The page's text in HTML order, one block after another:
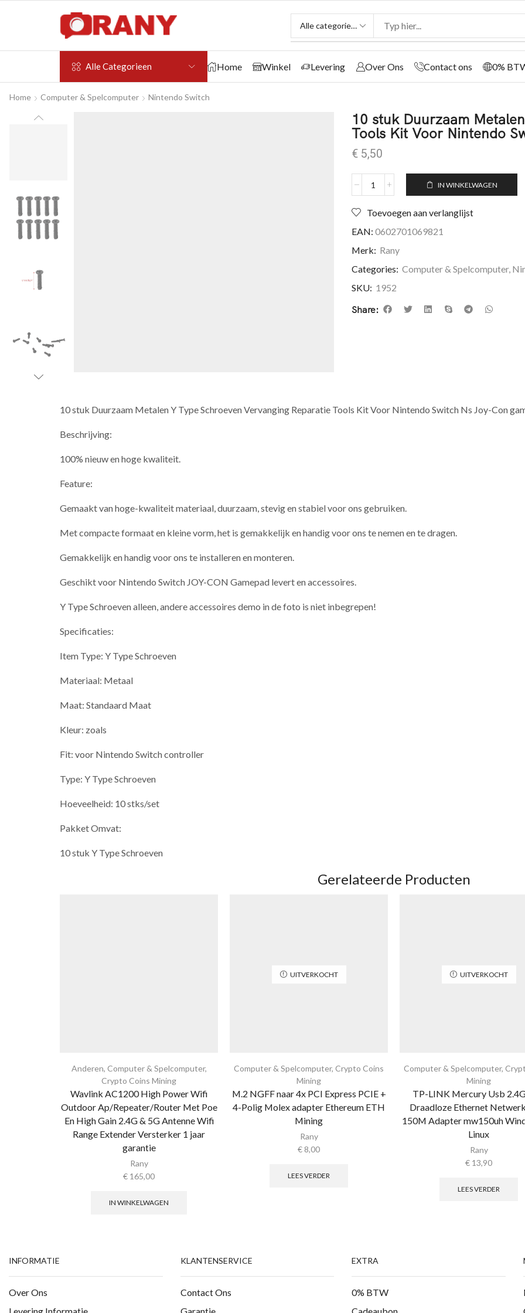
Alle Categorieen Home Winkel Levering Over Ons Contact ons 0%
Home Computer & Spelcomputer Nintendo Switch
10 stuk Duurzaam
Tools Kit Voor Nintendo
€ 5,50
IN WINKELWAGEN
Toevoegen aan verlanglijst
EAN: 0602701069821
Merk: Rany
Categories: Computer & Spelcomputer,
SKU: 1952
Share:
10 stuk Duurzaam Metalen Y Type Schroeven Vervanging Reparatie Tools Kit Voor Nintendo Switch Ns Joy-Con
Beschrijving:
100% nieuw en hoge kwaliteit.
Feature:
Gemaakt van hoge-kwaliteit materiaal, duurzaam, stevig en stabiel voor ons gebruiken.
Met compacte formaat en kleine vorm, het is gemakkelijk en handig voor ons te nemen en te dragen.
Gemakkelijk en handig voor ons te installeren en monteren.
Geschikt voor Nintendo Switch JOY-CON Gamepad levert en accessoires.
Y Type Schroeven alleen, andere accessoires demo in de foto is niet inbegrepen!
Specificaties:
Item Type: Y Type Schroeven
Materiaal: Metaal
Maat: Standaard Maat
Kleur: zoals
Fit: voor Nintendo Switch controller
Type: Y Type Schroeven
Hoeveelheid: 10 stks/set
Pakket Omvat:
10 stuk Y Type Schroeven
Gerelateerde Producten
Anderen, Computer & Spelcomputer,
Crypto Coins Mining
Wavlink AC1200 High Power Wifi
Outdoor Ap/Repeater/Router Met Poe
En High Gain 2.4G & 5G Antenne Wifi
Range Extender Versterker 1 jaar
garantie
Rany
€ 165,00
IN WINKELWAGEN
UITVERKOCHT
Computer & Spelcomputer, Crypto Coins
Mining
M.2 NGFF naar 4x PCI Express PCIE +
4-Polig Molex adapter Ethereum ETH
Mining
Rany
€ 8,00
LEES VERDER
UITVERKOCHT
Computer & Spelcomputer,
Mining
TP-LINK Mercury Usb
Draadloze Ethernet
150M Adapter mw150uh
Linux
Rany
€ 13,90
LEES VERDER
INFORMATIE
Over Ons
KLANTENSERVICE
Contact Ons
EXTRA
0% BTW